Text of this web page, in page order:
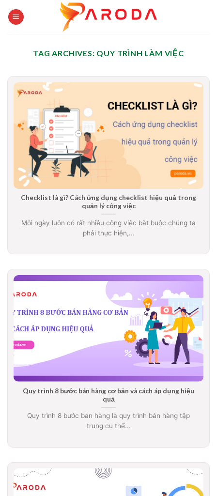
TAG ARCHIVES: QUY TRÌNH LÀM VIỆC
Checklist là gì? Cách ứng dụng checklist hiệu quả trong
quản lý công việc
Mỗi ngày luôn có rất nhiều công việc bắt buộc chúng ta
phải thực hiện,...
Quy trình 8 bước bán hàng cơ bản và cách áp dụng hiệu
quả
Quy trình 8 bước bán hàng là quy trình bán hàng tập
trung cụ thể...